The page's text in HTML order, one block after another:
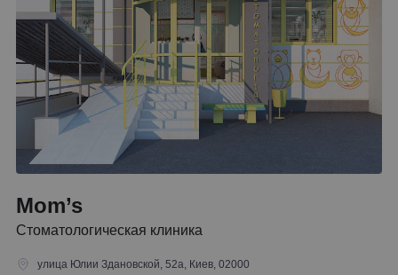
Mom’s
Стоматологическая клиника
улица Юлии Здановской, 52а, Киев, 02000